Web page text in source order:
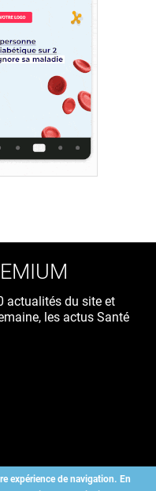
expérience de navigation. En
actualités du site et
les actus Santé